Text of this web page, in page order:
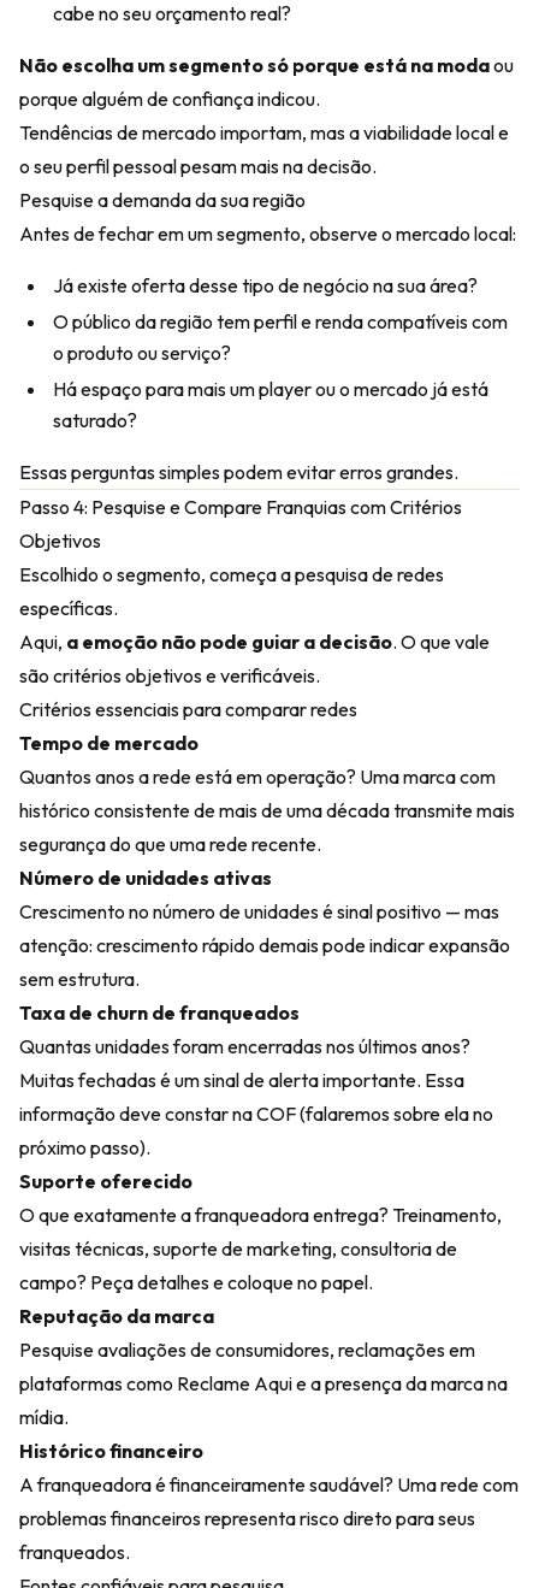
cabe no seu orçamento real?
Não escolha um segmento só porque está na modaou
porque alguém de confiança indicou.
Tendências de mercado importam, mas a viabilidade local e
o seu perfil pessoal pesam mais na decisão.
Pesquise a demanda da sua região
Antes de fechar em um segmento, observe o mercado local:
Já existe oferta desse tipo de negócio na sua área?
O público da região tem perfil e renda compatíveis com
o produto ou serviço?
Há espaço para mais um player ou o mercado já está
saturado?
Essas perguntas simples podem evitar erros grandes.
Passo 4: Pesquise e Compare Franquias com Critérios
Objetivos
Escolhido o segmento, começa a pesquisa de redes
específicas.
Aqui, a emoção não pode guiar a decisão. O que vale
são critérios objetivos e verificáveis.
Critérios essenciais para comparar redes
Tempo de mercado
Quantos anos a rede está em operação? Uma marca com
histórico consistente de mais de uma década transmite mais
segurança do que uma rede recente.
Número de unidades ativas
Crescimento no número de unidades é sinal positivo — mas
atenção: crescimento rápido demais pode indicar expansão
sem estrutura.
Taxa de churn de franqueados
Quantas unidades foram encerradas nos últimos anos?
Muitas fechadas é um sinal de alerta importante. Essa
informação deve constar na COF (falaremos sobre ela no
próximo passo).
Suporte oferecido
O que exatamente a franqueadora entrega? Treinamento,
visitas técnicas, suporte de marketing, consultoria de
campo? Peça detalhes e coloque no papel.
Reputação da marca
Pesquise avaliações de consumidores, reclamações em
plataformas como Reclame Aqui e a presença da marca na
mídia.
Histórico financeiro
A franqueadora é financeiramente saudável? Uma rede com
problemas financeiros representa risco direto para seus
franqueados.